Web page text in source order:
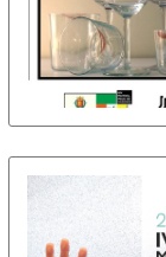
la
noticia